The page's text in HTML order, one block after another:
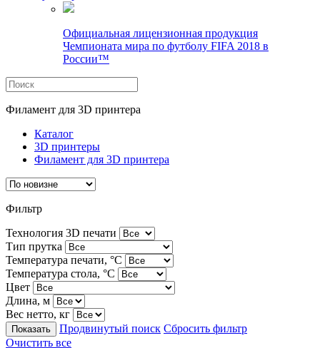
Официальная лицензионная продукция
Чемпионата мира по футболу FIFA 2018 в
России™
Филамент для 3D принтера
Каталог
3D принтеры
Филамент для 3D принтера
Фильтр
Технология 3D печати
Тип прутка
Температура печати, °C
Температура стола, °C
Цвет
Длина, м
Вес нетто, кг
Продвинутый поиск Сбросить фильтр
Очистить все